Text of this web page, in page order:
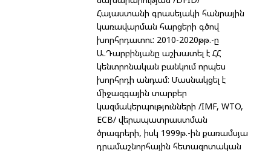
Հայաստանի գրասեյակի հանրային
կառավարման հարցերի գծով
խորհրդատու: 2010-2020թթ.-ը
Ա.Դարբինյանը աշխատել է ՀՀ
կենտրոնական բանկում որպես
խորհրդի անդամ: Մասնակցել է
միջազգային տարբեր
կազմակերպությունների /IMF, WTO,
ECB/ վերապատրաստման
ծրագրերի, իսկ 1999թ.-ին քառամսյա
դրամաշնորհային հետազոտական